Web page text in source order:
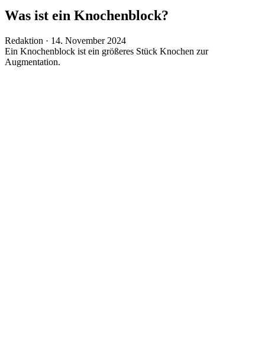
Was ist ein Knochenblock?
Redaktion · Veröffentlicht
am
14. November 2024
Ein Knochenblock ist ein größeres Stück Knochen zur
Augmentation.